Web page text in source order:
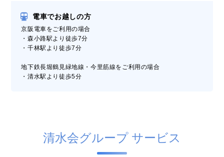
電車でお越しの方
京阪電車をご利用の場合
・森小路駅より徒歩7分
・千林駅より徒歩7分
地下鉄長堀鶴見緑地線・今里筋線をご利用の場合
・清水駅より徒歩5分
清水会グループ サービス